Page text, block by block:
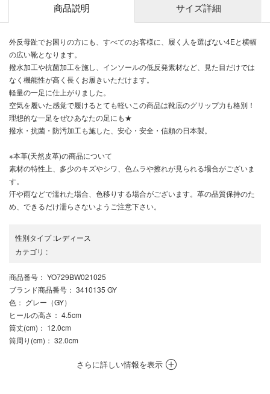
商品説明 サイズ詳細
外反母趾でお困りの方にも、すべてのお客様に、履く人を選ばない4Eと横幅
の広い靴となります。
撥水加工や抗菌加工を施し、インソールの低反発素材など、見た目だけでは
なく機能性が高く長くお履きいただけます。
軽量の一足に仕上がりました。
空気を履いた感覚で履けるとても軽いこの商品は靴底のグリップ力も格別！
理想的な一足をぜひあなたの足にも★
撥水・抗菌・防汚加工も施した、安心・安全・信頼の日本製。
※本革(天然皮革)の商品について
素材の特性上、多少のキズやシワ、色ムラや擦れが見られる場合がございま
す。
汗や雨などで濡れた場合、色移りする場合がございます。革の品質保持のた
め、できるだけ濡らさないようご注意下さい。
性別タイプ:レディース
カテゴリ :
商品番号 ： YO729BW021025
ブランド商品番号 ： 3410135 GY
色 ： グレー（GY）
ヒールの高さ ： 4.5cm
筒丈(cm) ： 12.0cm
筒周り(cm) ： 32.0cm
さらに詳しい情報を表示